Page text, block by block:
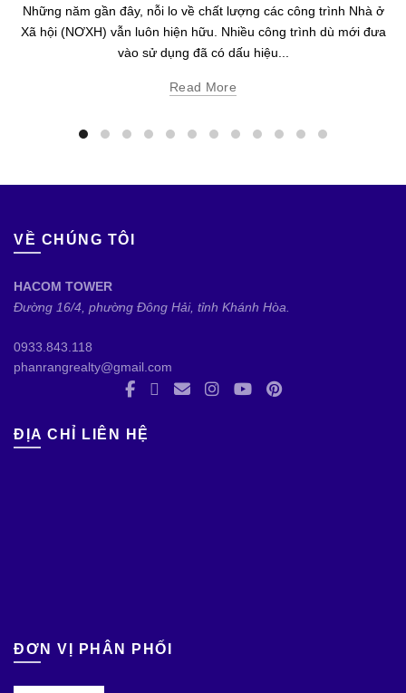
Những năm gần đây, nỗi lo về chất lượng các công trình Nhà ở
Xã hội (NƠXH) vẫn luôn hiện hữu. Nhiều công trình dù mới đưa
vào sử dụng đã có dấu hiệu...
Read More
VỀ CHÚNG TÔI
HACOM TOWER
Đường 16/4, phường Đông Hải, tỉnh Khánh Hòa.
0933.843.118
phanrangrealty@gmail.com
ĐỊA CHỈ LIÊN HỆ
ĐƠN VỊ PHÂN PHỐI